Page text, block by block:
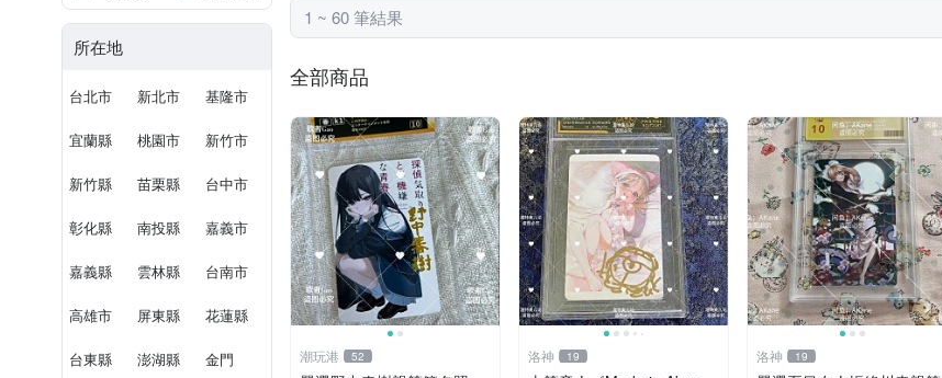
所在地
台北市 新北市 基隆市
宜蘭縣 桃園市 新竹市
新竹縣 苗栗縣 台中市
彰化縣 南投縣 嘉義市
嘉義縣 雲林縣 台南市
高雄市 屏東縣 花蓮縣
台東縣 澎湖縣 金門
1 ~ 60 筆結果
全部商品
潮玩港 52 洛神 19 洛神 19